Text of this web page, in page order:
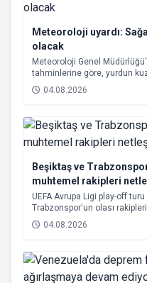
Meteoroloji uyardı:
olacak
Meteoroloji Genel
tahminlerine göre, yurdun
bölgelerinde yer yer
bekleniyor.
04.08.2026
Beşiktaş ve
muhtemel rakipleri
UEFA Avrupa Ligi play-off
Trabzonspor'un olası
yoluna devam eden Beşiktaş
kalabilmek için kritik
04.08.2026